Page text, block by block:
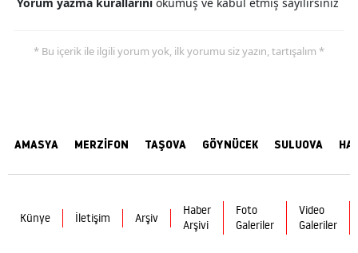
* Bu içerik ile ilgili yorum yok, ilk yorumu siz yazın, tartışalım *
AMASYA MERZİFON TAŞOVA GÖYNÜCEK SULUOVA
Künye İletişim Arşiv
Haber
Arşivi
Foto
Galeriler
Video
Galeriler